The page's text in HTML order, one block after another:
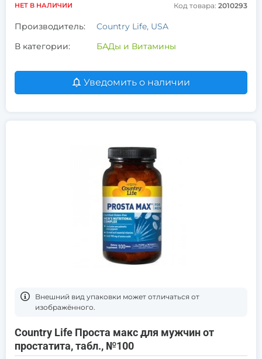
НЕТ В НАЛИЧИИ Код товара: 2010293
Производитель:
Country Life, USA
В категории:
БАДы и Витамины
Уведомить о наличии
Bнешний вид упаковки может отличаться от
изображённого.
Country Life Проста макс для мужчин от
простатита, табл., №100